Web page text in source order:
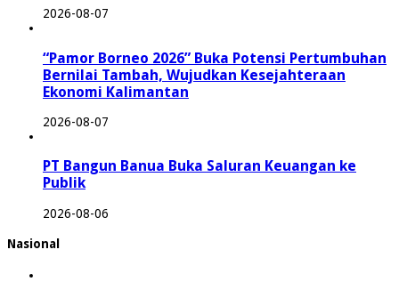
2026-08-07
“Pamor Borneo 2026” Buka Potensi Pertumbuhan
Bernilai Tambah, Wujudkan Kesejahteraan
Ekonomi Kalimantan
2026-08-07
PT Bangun Banua Buka Saluran Keuangan ke
Publik
2026-08-06
Nasional